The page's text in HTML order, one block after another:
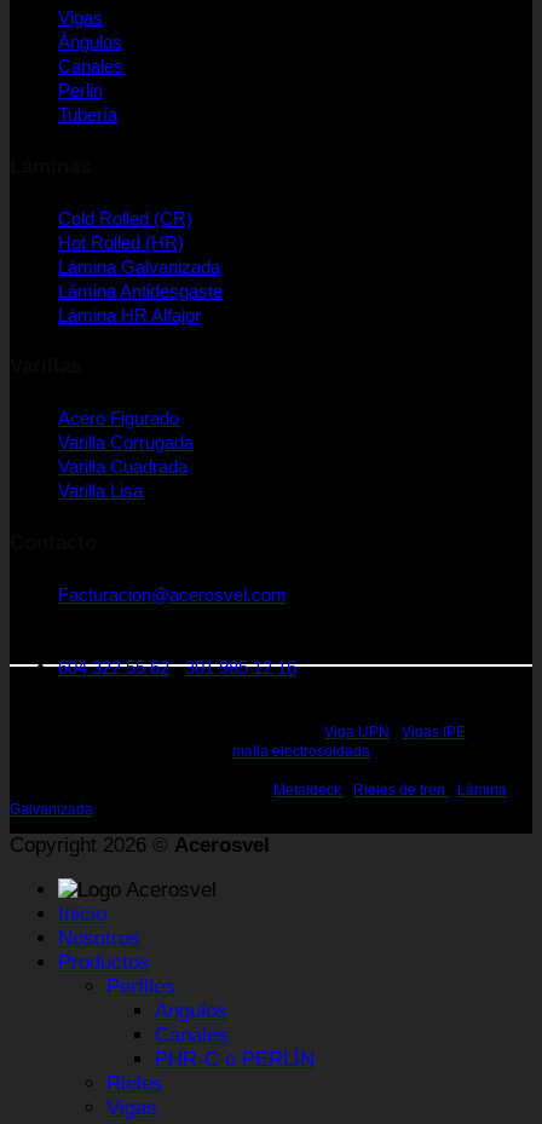
Vigas
Ángulos
Canales
Perlin
Tubería
Cold Rolled (CR)
Hot Rolled (HR)
Lámina Galvanizada
Lámina Antidesgaste
Lámina HR Alfajor
Acero Figurado
Varilla Corrugada
Varilla Cuadrada
Varilla Lisa
Facturacion@acerosvel.com
604 322 55 62-301 985 12 16
Viga UPN Vigas IPE
malla electrosoldada
Metaldeck Rieles de tren
Lámina
Galvanizada
Copyright 2026 © Acerosvel
Inicio
Nosotros
Productos
Perfiles
Angulos
Canales
PHR-C o PERLÍN
Rieles
Vigas